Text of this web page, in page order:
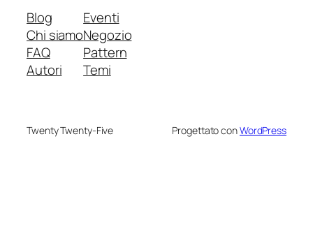
Blog
Chi siamo
FAQ
Autori
Eventi
Negozio
Pattern
Temi
Twenty Twenty-Five Progettato conWordPress